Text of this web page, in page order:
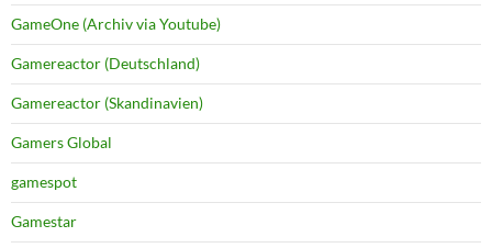
GameOne (Archiv via Youtube)
Gamereactor (Deutschland)
Gamereactor (Skandinavien)
Gamers Global
gamespot
Gamestar